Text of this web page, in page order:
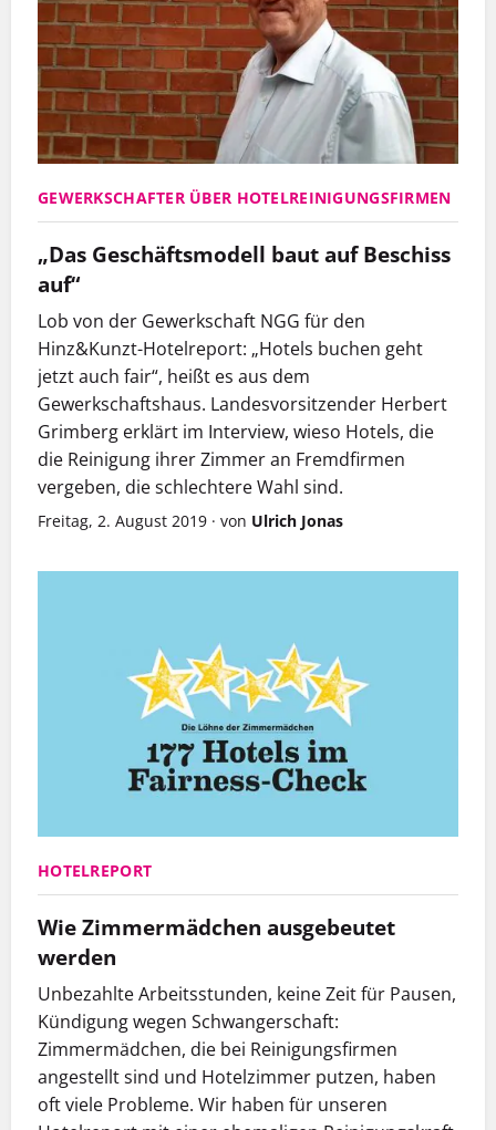
GEWERKSCHAFTER ÜBER HOTELREINIGUNGSFIRMEN
„Das Geschäftsmodell baut auf Beschiss
auf“
Lob von der Gewerkschaft NGG für den
Hinz&Kunzt-Hotelreport: „Hotels buchen geht
jetzt auch fair“, heißt es aus dem
Gewerkschaftshaus. Landesvorsitzender Herbert
Grimberg erklärt im Interview, wieso Hotels, die
die Reinigung ihrer Zimmer an Fremdfirmen
vergeben, die schlechtere Wahl sind.
Freitag, 2. August 2019 · von Ulrich Jonas
HOTELREPORT
Wie Zimmermädchen ausgebeutet
werden
Unbezahlte Arbeitsstunden, keine Zeit für Pausen,
Kündigung wegen Schwangerschaft:
Zimmermädchen, die bei Reinigungsfirmen
angestellt sind und Hotelzimmer putzen, haben
oft viele Probleme. Wir haben für unseren